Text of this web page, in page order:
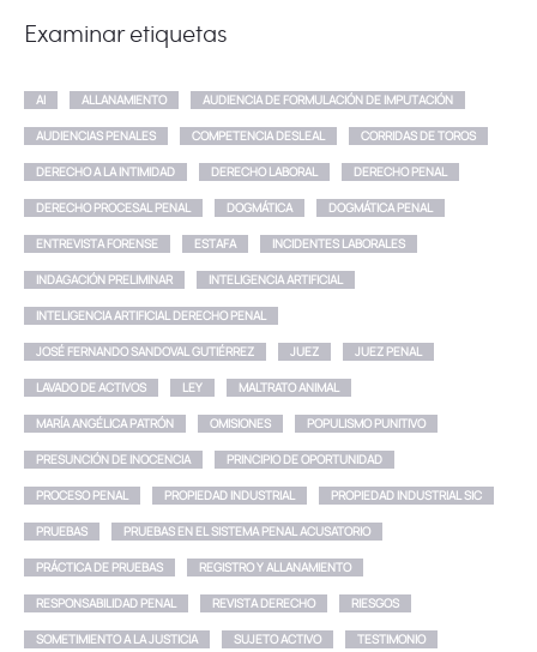
Examinar etiquetas
AI ALLANAMIENTO AUDIENCIA DE FORMULACIÓN DE IMPUTACIÓN
AUDIENCIAS PENALES COMPETENCIA DESLEAL CORRIDAS DE TOROS
DERECHO A LA INTIMIDAD DERECHO LABORAL DERECHO PENAL
DERECHO PROCESAL PENAL DOGMÁTICA DOGMÁTICA PENAL
ENTREVISTA FORENSE ESTAFA INCIDENTES LABORALES
INDAGACIÓN PRELIMINAR INTELIGENCIA ARTIFICIAL
INTELIGENCIA ARTIFICIAL DERECHO PENAL
JOSÉ FERNANDO SANDOVAL GUTIÉRREZ JUEZ JUEZ PENAL
LAVADO DE ACTIVOS LEY MALTRATO ANIMAL
MARÍA ANGÉLICA PATRÓN OMISIONES POPULISMO PUNITIVO
PRESUNCIÓN DE INOCENCIA PRINCIPIO DE OPORTUNIDAD
PROCESO PENAL PROPIEDAD INDUSTRIAL PROPIEDAD INDUSTRIAL SIC
PRUEBAS PRUEBAS EN EL SISTEMA PENAL ACUSATORIO
PRÁCTICA DE PRUEBAS REGISTRO Y ALLANAMIENTO
RESPONSABILIDAD PENAL REVISTA DERECHO RIESGOS
SOMETIMIENTO A LA JUSTICIA SUJETO ACTIVO TESTIMONIO